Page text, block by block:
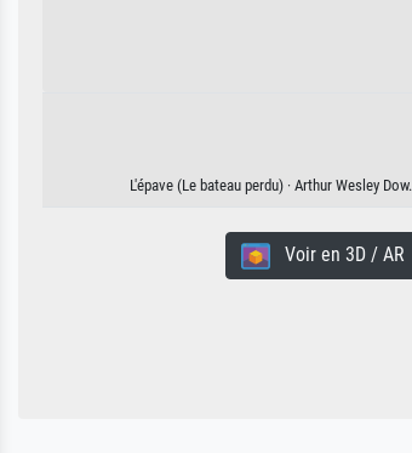
L'épave (Le bateau perdu) · Arthur Wesley
Voir en 3D / AR